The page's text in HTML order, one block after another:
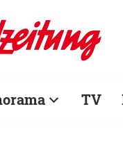
TV